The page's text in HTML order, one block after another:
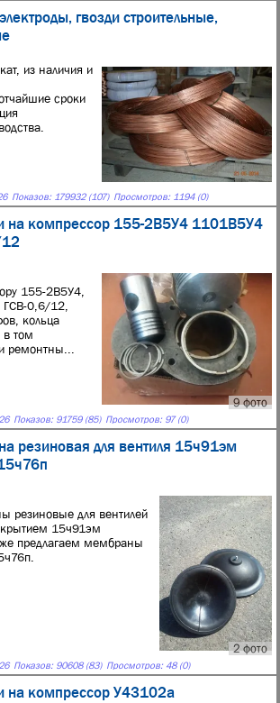
гвозди строительные,
из наличия и
сроки
Показов: 179932 (107) Просмотров: 1194 (0)
на компрессор 155-2В5У4 1101В5У4
9 фото
155-2В5У4,
0,6/12,
кольца
том
ремонтны...
Показов: 91759 (85) Просмотров: 97 (0)
резиновая для вентиля 15ч91эм
2 фото
резиновые для вентилей
15ч91эм
предлагаем мембраны
Показов: 90608 (83) Просмотров: 48 (0)
на компрессор У43102а